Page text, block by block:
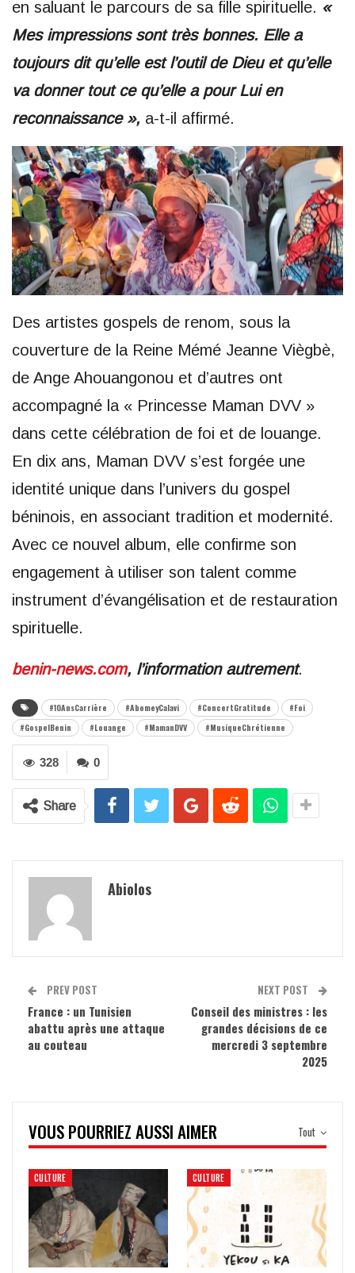
en saluant le parcours de sa fille spirituelle. «
Mes impressions sont très bonnes. Elle a
toujours dit qu’elle est l’outil de Dieu et qu’elle
va donner tout ce qu’elle a pour Lui en
reconnaissance », a-t-il affirmé.
Des artistes gospels de renom, sous la
couverture de la Reine Mémé Jeanne Viègbè,
de Ange Ahouangonou et d’autres ont
accompagné la « Princesse Maman DVV »
dans cette célébration de foi et de louange.
En dix ans, Maman DVV s’est forgée une
identité unique dans l’univers du gospel
béninois, en associant tradition et modernité.
Avec ce nouvel album, elle confirme son
engagement à utiliser son talent comme
instrument d’évangélisation et de restauration
spirituelle.
benin-news.com, l’information autrement.
#10AnsCarrière #AbomeyCalavi #ConcertGratitude
#Foi
#GospelBenin
#Louange #MamanDVV #MusiqueChrétienne
0
328
Share
Abiolos
PREV POST
France : un Tunisien
abattu après une attaque
au couteau
NEXT POST
Conseil des ministres : les
grandes décisions de ce
mercredi 3 septembre
2025
Tout
VOUS POURRIEZ AUSSI AIMER
CULTURE CULTURE